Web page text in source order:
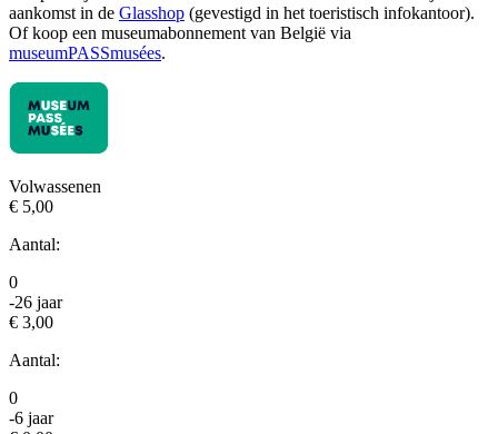
aankomst in de Glasshop (gevestigd in het toeristisch infokantoor).
Of koop een museumabonnement van België via
museumPASSmusées.
Volwassenen
€ 5,00
Aantal:
0
-26 jaar
€ 3,00
Aantal:
0
-6 jaar